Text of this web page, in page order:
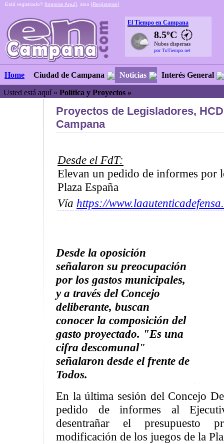
Está registrado? [Ingrese Aquí], sino [Regístrese]
El Tiempo en Campana
8.5ºC
Nubes dispersas
por TuTiempo.net
Home Ciudad de Campana Noticias Interés General
Usted está aquí » Política y Proyectos »
Proyectos de Legisladores,
Campana
Desde el FdT:
Elevan un pedido de informes por
Plaza España
Vía https://
Desde la oposición
señalaron su preocupación
por los gastos municipales,
y a través del Concejo
deliberante, buscan
conocer la composición del
gasto proyectado. "Es una
cifra descomunal"
señalaron desde el frente de
Todos.
En la última sesión del Concejo
pedido de informes al
desentrañar el presupuesto
modificación de los juegos de la